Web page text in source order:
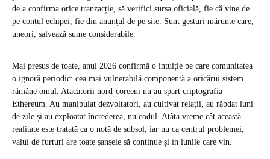
de a confirma orice tranzacție, să verifici sursa oficială, fie că vine de
pe contul echipei, fie din anunțul de pe site. Sunt gesturi mărunte care,
uneori, salvează sume considerabile.
Mai presus de toate, anul 2026 confirmă o intuiție pe care comunitatea
o ignoră periodic: cea mai vulnerabilă componentă a oricărui sistem
rămâne omul. Atacatorii nord-coreeni nu au spart criptografia
Ethereum. Au manipulat dezvoltatori, au cultivat relații, au răbdat luni
de zile și au exploatat încrederea, nu codul. Atâta vreme cât această
realitate este tratată ca o notă de subsol, iar nu ca centrul problemei,
valul de furturi are toate șansele să continue și în lunile care vin.